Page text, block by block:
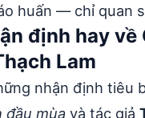
huấn — chỉ quan
định hay về
Lam
nhận định tiêu
đầu mùa và tác giả